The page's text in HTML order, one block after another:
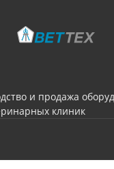
и продажа
клиник